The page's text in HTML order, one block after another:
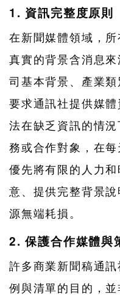
1. 資訊完整度原則
在新聞媒體領域，所
真實的背景含消息
司基本背景、產業
要求通訊社提供媒
法在缺乏資訊的情
務或合作對象，在
優先將有限的人力
意、提供完整背景
源無端耗損。
2. 保護合作媒體與
許多商業新聞稿通
例與清單的目的，